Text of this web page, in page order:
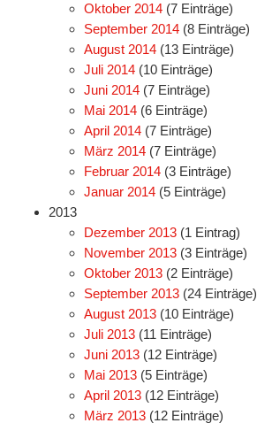
Oktober 2014 (7 Einträge)
September 2014 (8 Einträge)
August 2014 (13 Einträge)
Juli 2014 (10 Einträge)
Juni 2014 (7 Einträge)
Mai 2014 (6 Einträge)
April 2014 (7 Einträge)
März 2014 (7 Einträge)
Februar 2014 (3 Einträge)
Januar 2014 (5 Einträge)
2013
Dezember 2013 (1 Eintrag)
November 2013 (3 Einträge)
Oktober 2013 (2 Einträge)
September 2013 (24 Einträge)
August 2013 (10 Einträge)
Juli 2013 (11 Einträge)
Juni 2013 (12 Einträge)
Mai 2013 (5 Einträge)
April 2013 (12 Einträge)
März 2013 (12 Einträge)